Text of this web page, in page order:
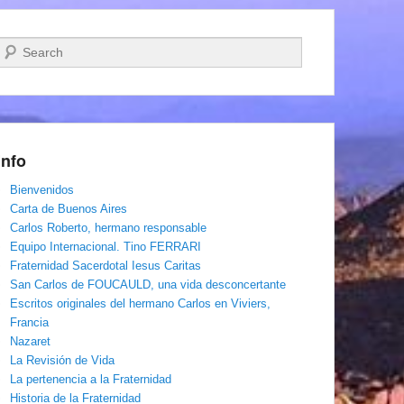
Buscar
Bienvenidos
Carta de Buenos Aires
Carlos Roberto, hermano responsable
Equipo Internacional. Tino FERRARI
Fraternidad Sacerdotal Iesus Caritas
San Carlos de FOUCAULD, una vida desconcertante
Escritos originales del hermano Carlos en Viviers,
Francia
Nazaret
La Revisión de Vida
La pertenencia a la Fraternidad
Historia de la Fraternidad